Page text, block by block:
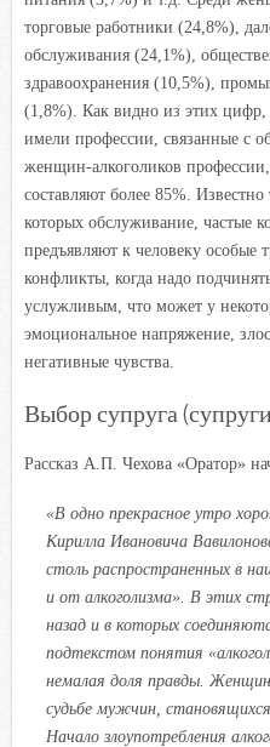
торговые работники (24,8%),
обслуживания (24,1%),
здравоохранения (10,5%),
(1,8%). Как видно из этих цифр,
имели профессии, связанные с
женщин-алкоголиков
составляют более 85%.
которых обслуживание, частые
предъявляют к человеку особые
конфликты, когда надо
услужливым, что может у
эмоциональное напряжение,
негативные чувства.
Выбор супруга
Рассказ А.П. Чехова «Оратор»
«В одно прекрасное утро
Кирилла Ивановича
столь распространенных в
и от алкоголизма». В этих
назад и в которых
подтекстом понятия
немалая доля правды.
судьбе мужчин,
Начало злоупотребления